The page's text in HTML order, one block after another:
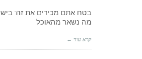
בטח אתם מכירים את זה:
מה נשאר מהאוכל
קרא עוד ←